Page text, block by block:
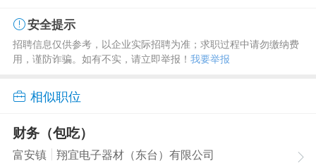
安全提示
招聘信息仅供参考，以企业实际招聘为准；求职过程中请勿缴纳费
用，谨防诈骗。如有不实，请立即举报！ 我要举报
相似职位
财务（包吃）
富安镇 翔宜电子器材（东台）有限公司